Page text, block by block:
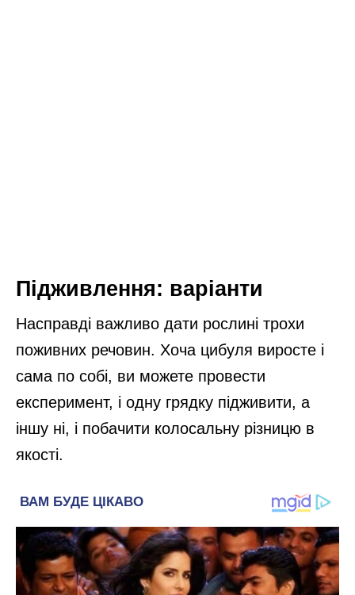
Підживлення: варіанти
Насправді важливо дати рослині трохи
поживних речовин. Хоча цибуля виросте і
сама по собі, ви можете провести
експеримент, і одну грядку підживити, а
іншу ні, і побачити колосальну різницю в
якості.